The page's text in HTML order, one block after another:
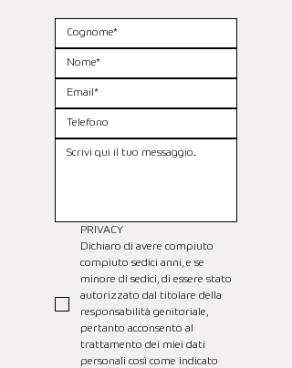
PRIVACY
Dichiaro di avere compiuto
compiuto sedici anni, e se
minore di sedici, di essere stato
autorizzato dal titolare della
responsabilità genitoriale,
pertanto acconsento al
trattamento dei miei dati
personali così come indicato